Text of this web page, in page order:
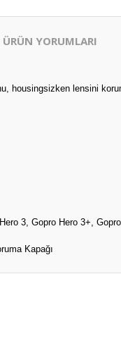
ÜRÜN YORUMLARI
housingsizken lensini
3, Gopro Hero 3+,
Kapağı